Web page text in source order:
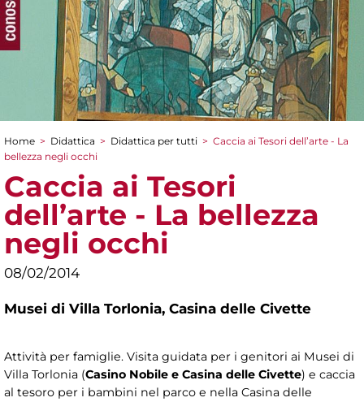
Tu sei qui
Home > Didattica > Didattica per tutti > Caccia ai Tesori dell’arte - La
bellezza negli occhi
Caccia ai Tesori
dell’arte - La bellezza
negli occhi
08/02/2014
Musei di Villa Torlonia, Casina delle Civette
Attività per famiglie. Visita guidata per i genitori ai Musei di
Villa Torlonia (Casino Nobile e Casina delle Civette) e caccia
al tesoro per i bambini nel parco e nella Casina delle